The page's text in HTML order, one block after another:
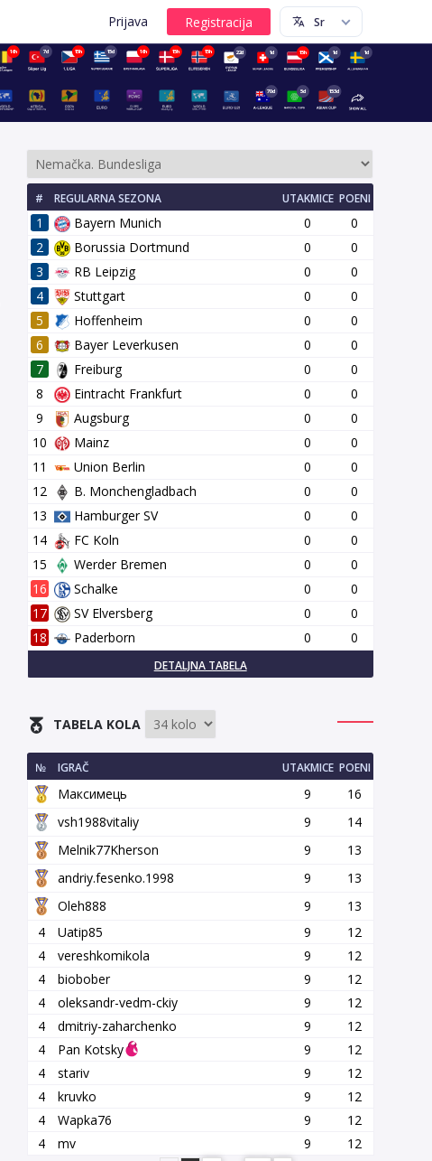
Prijava
16h 7d 15h 15d 16h 15h 15h 22d 1d 15h 1d 1d
70d 5d 153d
14 kolo 15 kolo 18 kolo 19 kolo
# REGULARNA SEZONA UTAKMICE POENI
1 Bayern Munich 0
0
2
Borussia Dortmund 0
0
3
RB Leipzig 0
0
4
Stuttgart 0
0
5
Hoffenheim 0
0
6
Bayer Leverkusen 0
0
7
Freiburg 0
0
8
Eintracht Frankfurt 0
0
9
Augsburg 0
0
10
Mainz 0
0
11
Union Berlin 0
0
12
B. Monchengladbach 0
0
13
Hamburger SV 0
0
14
FC Koln 0
0
15
Werder Bremen 0
0
16
Schalke 0
0
17
SV Elversberg 0
0
18
Paderborn 0 0
DETALJNA TABELA
TABELA KOLA
№ IGRAČ UTAKMICE POENI
Максимець 9
16
vsh1988vitaliy
9
14
Melnik77Kherson
9
13
andriy.fesenko.1998
9
13
Oleh888
9
13
4
Uatip85 9
12
4
vereshkomikola 9
12
4
biobober 9
12
4
oleksandr-vedm-ckiy 9
12
4
dmitriy-zaharchenko 9
12
4
Pan Kotsky 9
12
4
stariv 9
12
4
kruvko 9
12
4
Wapka76 9
12
4
mv 9
12